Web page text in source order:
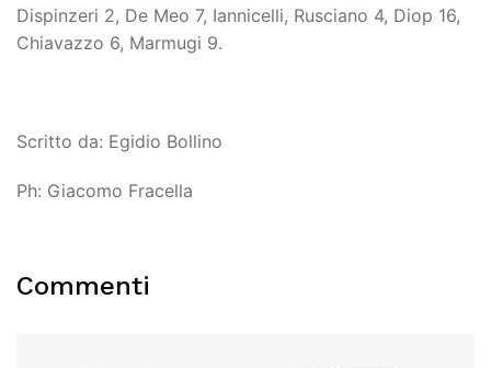
Dispinzeri 2, De Meo 7, Iannicelli, Rusciano 4, Diop 16,
Chiavazzo 6, Marmugi 9.
Scritto da: Egidio Bollino
Ph: Giacomo Fracella
Commenti